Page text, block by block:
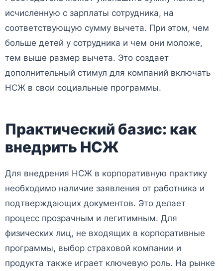
исчисленную с зарплаты сотрудника, на
соответствующую сумму вычета. При этом, чем
больше детей у сотрудника и чем они моложе,
тем выше размер вычета. Это создает
дополнительный стимул для компаний включать
НСЖ в свои социальные программы.
Практический базис: как
внедрить НСЖ
Для внедрения НСЖ в корпоративную практику
необходимо наличие заявления от работника и
подтверждающих документов. Это делает
процесс прозрачным и легитимным. Для
физических лиц, не входящих в корпоративные
программы, выбор страховой компании и
продукта также играет ключевую роль. На рынке